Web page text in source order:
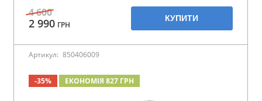
4 600
2 990 ГРН
КУПИТИ
Артикул: 850406009
-35% ЕКОНОМІЯ 827 ГРН